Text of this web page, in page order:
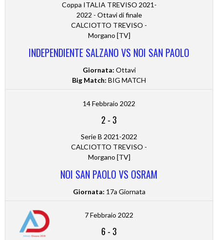
Coppa ITALIA TREVISO 2021-
2022 - Ottavi di finale
CALCIOTTO TREVISO -
Morgano [TV]
INDEPENDIENTE SALZANO VS NOI SAN PAOLO
Giornata: Ottavi
Big Match: BIG MATCH
14 Febbraio 2022
2 - 3
Serie B 2021-2022
CALCIOTTO TREVISO -
Morgano [TV]
NOI SAN PAOLO VS OSRAM
Giornata: 17a Giornata
7 Febbraio 2022
6 - 3